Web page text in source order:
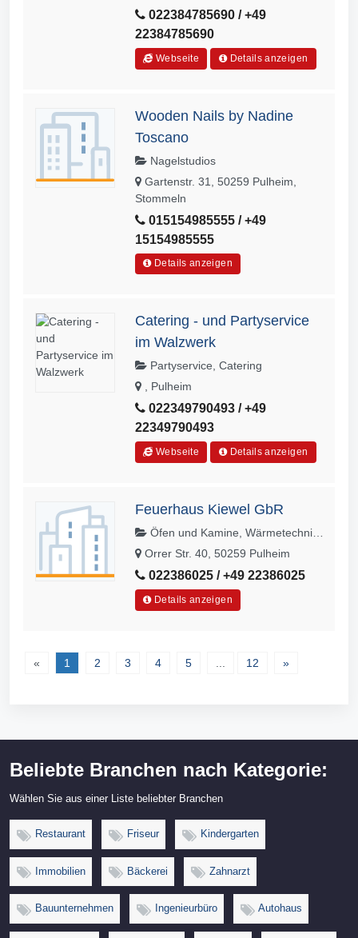
022384785690 / +49
22384785690
Webseite Details anzeigen
Wooden Nails by Nadine
Toscano
Nagelstudios
Gartenstr. 31, 50259 Pulheim,
Stommeln
015154985555 / +49
15154985555
Details anzeigen
Catering - und Partyservice
im Walzwerk
Partyservice, Catering
, Pulheim
022349790493 / +49
22349790493
Webseite Details anzeigen
Feuerhaus Kiewel GbR
Öfen und Kamine, Wärmetechnik,
Heizungs- und Lüftungsbau
Orrer Str. 40, 50259 Pulheim
022386025 / +49 22386025
Details anzeigen
« 1 2 3 4 5 ... 12 »
Beliebte Branchen nach Kategorie:
Wählen Sie aus einer Liste beliebter Branchen
Restaurant Friseur Kindergarten
Immobilien Bäckerei Zahnarzt
Bauunternehmen Ingenieurbüro Autohaus